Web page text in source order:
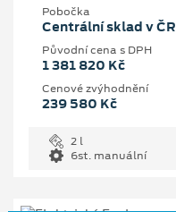
Pobočka
Centrální sklad v ČR
Původní cena s DPH
1 381 820 Kč
Cenové zvýhodnění
239 580 Kč
2 l
6st. manuální